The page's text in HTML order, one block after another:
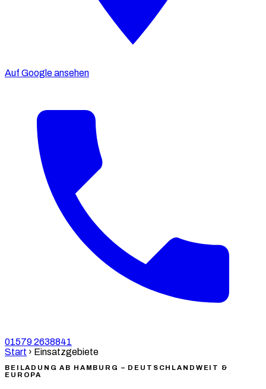
Auf Google ansehen
01579 2638841
Start › Einsatzgebiete
BEILADUNG AB HAMBURG – DEUTSCHLANDWEIT &
EUROPA